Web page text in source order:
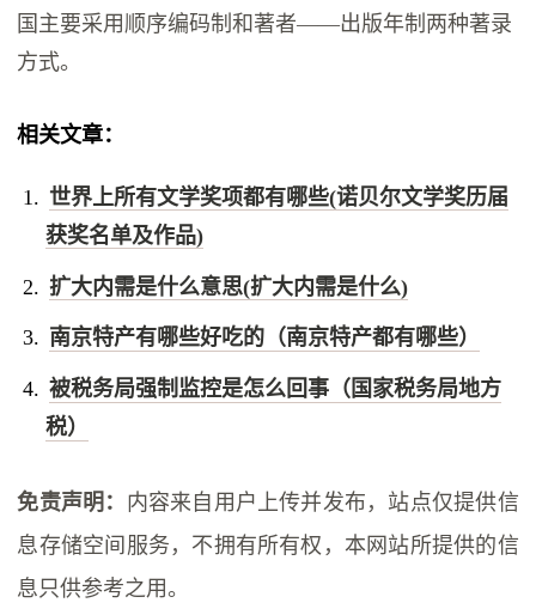
国主要采用顺序编码制和著者——出版年制两种著录
方式。
相关文章：
世界上所有文学奖项都有哪些(诺贝尔文学奖历届
获奖名单及作品)
扩大内需是什么意思(扩大内需是什么)
南京特产有哪些好吃的（南京特产都有哪些）
被税务局强制监控是怎么回事（国家税务局地方
税）
免责声明： 内容来自用户上传并发布，站点仅提供信
息存储空间服务，不拥有所有权，本网站所提供的信
息只供参考之用。